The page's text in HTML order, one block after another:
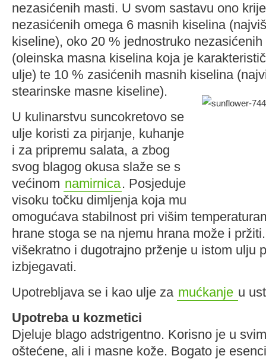
nezasićenih masti. U svom sastavu ono
nezasićenih omega 6 masnih kiselina
kiseline), oko 20 % jednostruko
(oleinska masna kiselina koja je
ulje) te 10 % zasićenih masnih kiselina
stearinske masne kiseline).
U kulinarstvu suncokretovo se
ulje koristi za pirjanje, kuhanje
i za pripremu salata, a zbog
svog blagog okusa slaže se s
većinom namirnica. Posjeduje
visoku točku dimljenja koja mu
omogućava stabilnost pri višim
hrane stoga se na njemu hrana može i
višekratno i dugotrajno prženje u istom ulju
izbjegavati.
Upotrebljava se i kao ulje za mućkanje u
Upotreba u kozmetici
Djeluje blago adstrigentno. Korisno je u
oštećene, ali i masne kože. Bogato je